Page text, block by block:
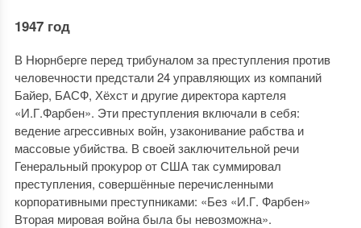
1947 год
В Нюрнберге перед трибуналом за преступления против
человечности предстали 24 управляющих из компаний
Байер, БАСФ, Хёхст и другие директора картеля
«И.Г.Фарбен». Эти преступления включали в себя:
ведение агрессивных войн, узаконивание рабства и
массовые убийства. В своей заключительной речи
Генеральный прокурор от США так суммировал
преступления, совершённые перечисленными
корпоративными преступниками: «Без «И.Г. Фарбен»
Вторая мировая война была бы невозможна».